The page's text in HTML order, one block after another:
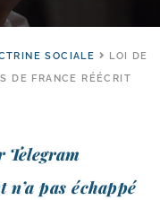
SOCIALE
LOI DE
DE FRANCE RÉÉCRIT
Telegram
pas échap­pé